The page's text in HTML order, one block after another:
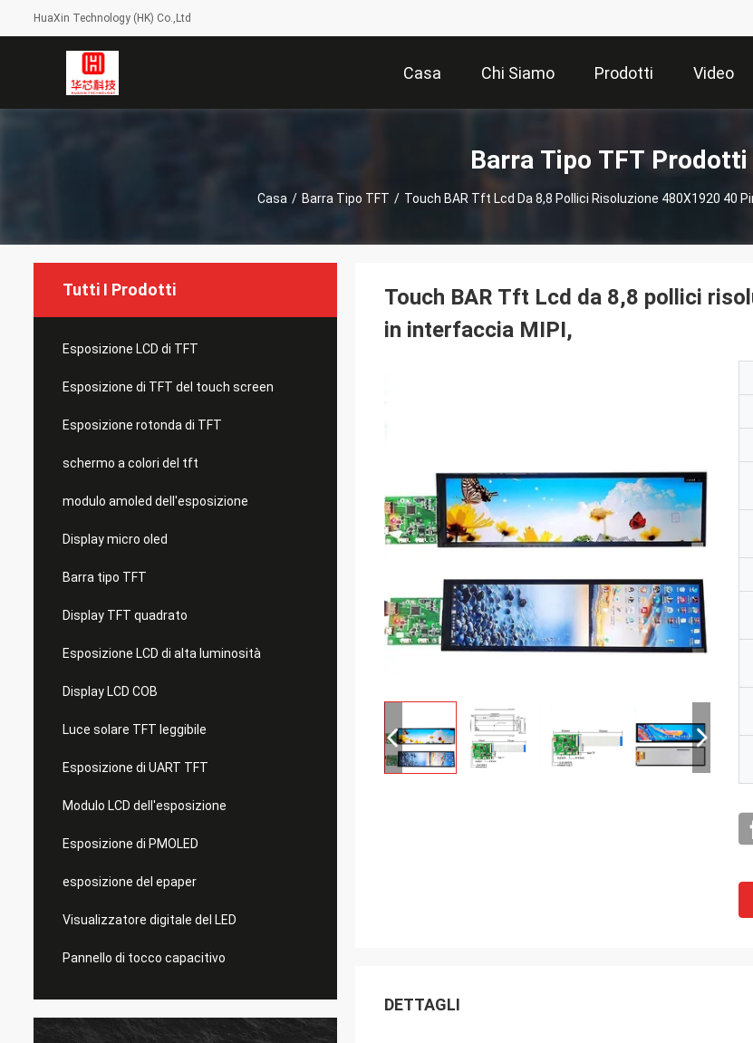
HuaXin Technology (HK) Co.,Ltd
Casa Chi Siamo Prodotti Video
Barra Tipo TFT Prodotti
Casa / Barra Tipo TFT / Touch BAR Tft Lcd Da 8,8 Pollici Risoluzione 480X1920 40
Tutti I Prodotti
Esposizione LCD di TFT
Esposizione di TFT del touch screen
Esposizione rotonda di TFT
schermo a colori del tft
modulo amoled dell'esposizione
Display micro oled
Barra tipo TFT
Display TFT quadrato
Esposizione LCD di alta luminosità
Display LCD COB
Luce solare TFT leggibile
Esposizione di UART TFT
Modulo LCD dell'esposizione
Esposizione di PMOLED
esposizione del epaper
Visualizzatore digitale del LED
Pannello di tocco capacitivo
Touch BAR Tft Lcd da 8,8 pollici
in interfaccia MIPI,
DETTAGLI